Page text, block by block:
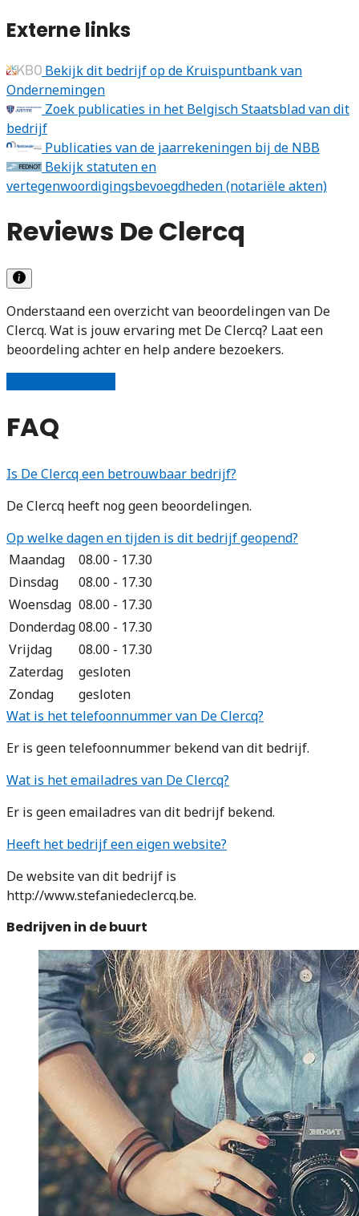
Externe links
Bekijk dit bedrijf op de Kruispuntbank van
Ondernemingen
Zoek publicaties in het Belgisch Staatsblad van dit
bedrijf
Publicaties van de jaarrekeningen bij de NBB
Bekijk statuten en
vertegenwoordigingsbevoegdheden (notariële akten)
Reviews De Clercq
Onderstaand een overzicht van beoordelingen van De
Clercq. Wat is jouw ervaring met De Clercq? Laat een
beoordeling achter en help andere bezoekers.
FAQ
Is De Clercq een betrouwbaar bedrijf?
De Clercq heeft nog geen beoordelingen.
Op welke dagen en tijden is dit bedrijf geopend?
Maandag
08.00 - 17.30
Dinsdag
08.00 - 17.30
Woensdag 08.00 - 17.30
Donderdag08.00 - 17.30
Vrijdag
08.00 - 17.30
Zaterdag
gesloten
Zondag
gesloten
Wat is het telefoonnummer van De Clercq?
Er is geen telefoonnummer bekend van dit bedrijf.
Wat is het emailadres van De Clercq?
Er is geen emailadres van dit bedrijf bekend.
Heeft het bedrijf een eigen website?
De website van dit bedrijf is
http://www.stefaniedeclercq.be.
Bedrijven in de buurt